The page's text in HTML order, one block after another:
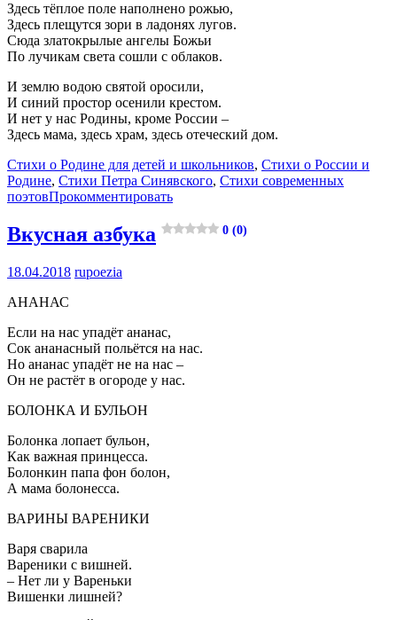
Здесь тёплое поле наполнено рожью,
Здесь плещутся зори в ладонях лугов.
Сюда златокрылые ангелы Божьи
По лучикам света сошли с облаков.
И землю водою святой оросили,
И синий простор осенили крестом.
И нет у нас Родины, кроме России –
Здесь мама, здесь храм, здесь отеческий дом.
Стихи о Родине для детей и школьников, Стихи о России и
Родине, Стихи Петра Синявского, Стихи современных
поэтовПрокомментировать
Вкусная азбука 0 (0)
18.04.2018 rupoezia
АНАНАС
Если на нас упадёт ананас,
Сок ананасный польётся на нас.
Но ананас упадёт не на нас –
Он не растёт в огороде у нас.
БОЛОНКА И БУЛЬОН
Болонка лопает бульон,
Как важная принцесса.
Болонкин папа фон болон,
А мама болонесса.
ВАРИНЫ ВАРЕНИКИ
Варя сварила
Вареники с вишней.
– Нет ли у Вареньки
Вишенки лишней?